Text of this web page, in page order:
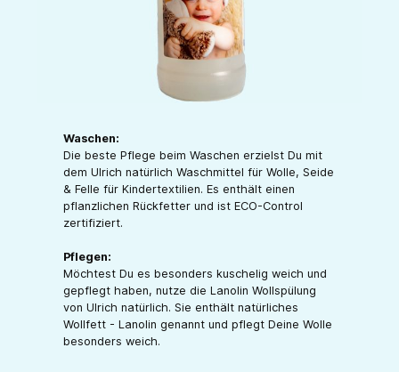
Waschen:
Die beste Pflege beim Waschen erzielst Du mit
dem Ulrich natürlich Waschmittel für Wolle, Seide
& Felle für Kindertextilien. Es enthält einen
pflanzlichen Rückfetter und ist ECO-Control
zertifiziert.
Pflegen:
Möchtest Du es besonders kuschelig weich und
gepflegt haben, nutze die Lanolin Wollspülung
von Ulrich natürlich. Sie enthält natürliches
Wollfett - Lanolin genannt und pflegt Deine Wolle
besonders weich.